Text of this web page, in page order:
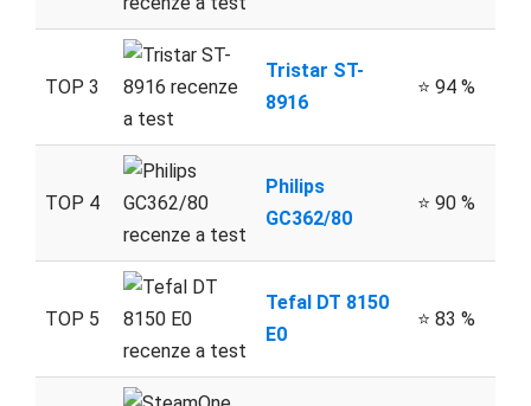
TOP 3
Tristar ST-
8916
⭐ 94 %
TOP 4
Philips
GC362/80
⭐ 90 %
TOP 5
Tefal DT 8150
E0
⭐ 83 %